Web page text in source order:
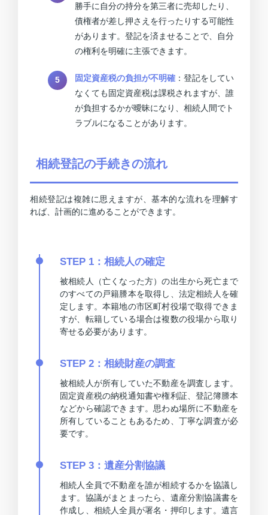
勝手に自分の持分を第三者に売却したり、
債権者が差し押さえを行ったりする可能性
があります。登記を済ませることで、自分
の権利を明確に主張できます。
固定資産税の負担が不明確 ：登記をしてい
なくても固定資産税は課税されますが、誰
が負担するかが曖昧になり、相続人間でト
ラブルになることがあります。
相続登記の手続きの流れ
相続登記は複雑に思えますが、基本的な流れを理解す
れば、計画的に進めることができます。
STEP 1：相続人の確定
被相続人（亡くなった方）の出生から死亡まで
のすべての戸籍謄本を取得し、法定相続人を確
定します。本籍地の市区町村役場で取得できま
すが、転籍している場合は複数の役場から取り
寄せる必要があります。
STEP 2：相続財産の調査
被相続人が所有していた不動産を調査します。
固定資産税の納税通知書や権利証、登記簿謄本
などから確認できます。思わぬ場所に不動産を
所有していることもあるため、丁寧な調査が必
要です。
STEP 3：遺産分割協議
相続人全員で不動産を誰が相続するかを協議し
ます。協議がまとまったら、遺産分割協議書を
作成し、相続人全員が署名・押印します。遺言